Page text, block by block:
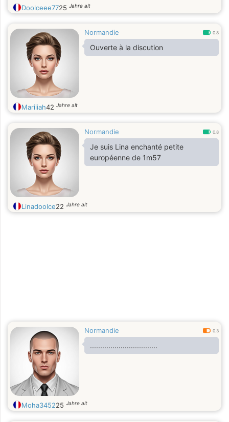
Doolceee7725 Jahre alt
Normandie 0.8
Ouverte à la discution
Mariiiah42 Jahre alt
Normandie 0.8
Je suis Lina enchanté petite
européenne de 1m57
Linadoolce22 Jahre alt
Normandie 0.3
.................................
Moha345225 Jahre alt